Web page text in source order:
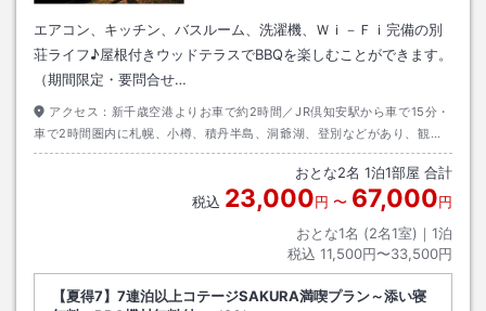
エアコン、キッチン、バスルーム、洗濯機、Ｗｉ－Ｆｉ完備の別
荘ライフ♪屋根付きウッドテラスでBBQを楽しむことができます。
（期間限定・要問合せ…
アクセス： 新千歳空港よりお車で約2時間／JR倶知安駅から車で15分・
車で2時間圏内に札幌、小樽、積丹半島、洞爺湖、登別などがあり、観光
や温泉巡りの拠点としてオススメです
おとな2名 1泊1部屋 合計
税込 23,000円 〜 67,000円
おとな1名 (2名1室)｜ 1泊
税込 11,500円〜33,500円
【夏得7】7連泊以上コテージSAKURA満喫プラン～添い寝